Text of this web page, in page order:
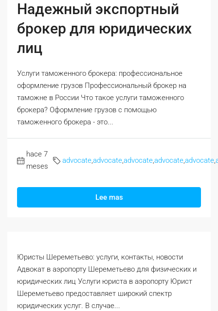
Надежный экспортный
брокер для юридических
лиц
Услуги таможенного брокера: профессиональное
оформление грузов Профессиональный брокер на
таможне в России Что такое услуги таможенного
брокера? Оформление грузов с помощью
таможенного брокера - это...
hace 7
meses
advocateadvocateadvocateadvocateadvocate
Lee mas
Юристы Шереметьево: услуги, контакты, новости
Адвокат в аэропорту Шереметьево для физических и
юридических лиц Услуги юриста в аэропорту Юрист
Шереметьево предоставляет широкий спектр
юридических услуг. В случае...